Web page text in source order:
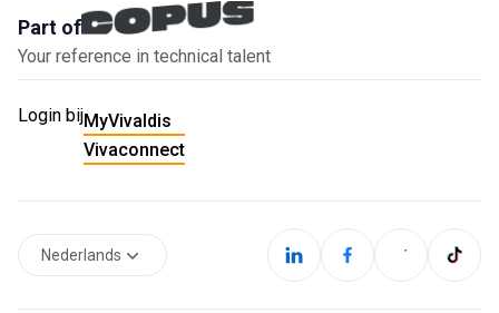
Part of
Your reference in technical talent
Login bijMyVivaldis
Vivaconnect
Nederlands